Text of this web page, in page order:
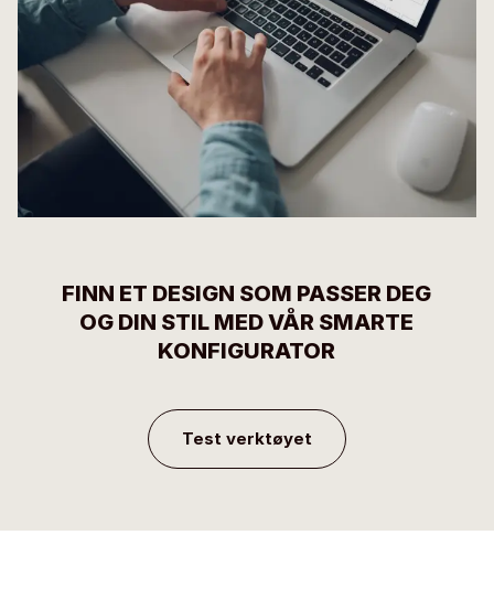
FINN ET DESIGN SOM PASSER DEG
OG DIN STIL MED VÅR SMARTE
KONFIGURATOR
Test verktøyet